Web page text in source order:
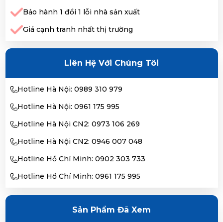
Bảo hành 1 đổi 1 lỗi nhà sản xuất
Giá cạnh tranh nhất thị trường
Liên Hệ Với Chúng Tôi
Hotline Hà Nội: 0989 310 979
Hotline Hà Nội: 0961 175 995
Hotline Hà Nội CN2: 0973 106 269
Hotline Hà Nội CN2: 0946 007 048
Hotline Hồ Chí Minh: 0902 303 733
Hotline Hồ Chí Minh: 0961 175 995
Sản Phẩm Đã Xem